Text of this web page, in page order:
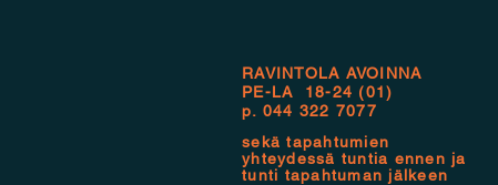
RAVINTOLA AVOINNA
PE-LA 18-24 (01)
p. 044 322 7077
sekä tapahtumien
yhteydessä tuntia ennen ja
tunti tapahtuman jälkeen